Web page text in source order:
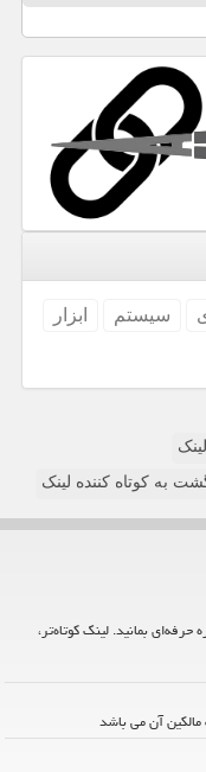
سیستم
ابزار
به کوتاه کننده لینک
حرفه‌ای بمانید. لینک کوتاه‌تر،